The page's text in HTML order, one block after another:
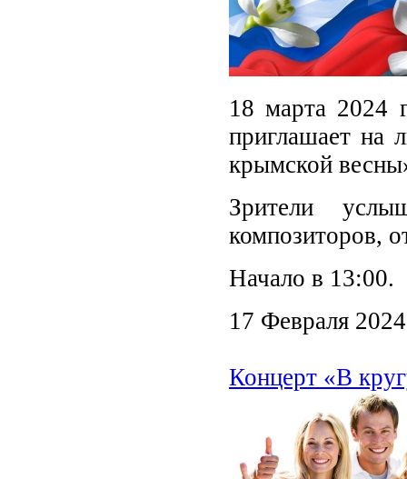
18 марта 2024
приглашает на
крымской
Зрители
композиторов,
Начало в 13:00.
17 Февраля 2024
Концерт «В